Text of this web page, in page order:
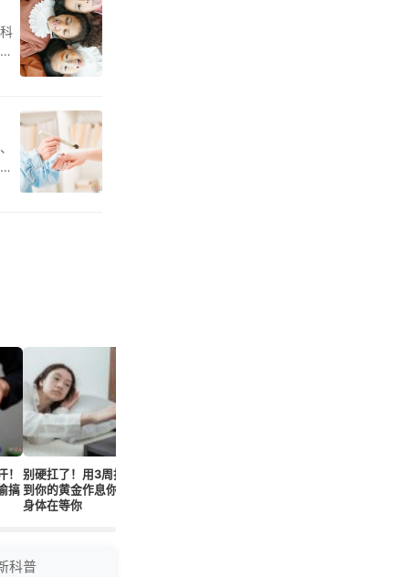
！
搞
别硬扛了！用3周找
到你的黄金作息你的
身体在等你
科普